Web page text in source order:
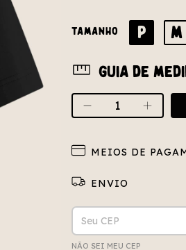
TAMANHO P M
Guia de
MEIOS DE
Entregas para o CEP:
NÃO SEI MEU CEP